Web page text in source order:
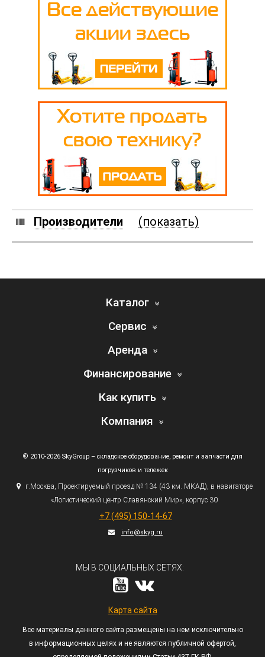
Производители (показать)
Каталог
Сервис
Аренда
Финансирование
Как купить
Компания
© 2010-2026 SkyGroup – складское оборудование, ремонт и запчасти для
погрузчиков и тележек
г.Москва, Проектируемый проезд № 134 (43км. МКАД), в навигаторе
«Логистический центр Славянский Мир», корпус 30
+7 (495) 150-14-67
info@skyg.ru
МЫ В СОЦИАЛЬНЫХ СЕТЯХ:
Карта сайта
Все материалы данного сайта размещены на нем исключительно
в информационных целях и не являются публичной офертой,